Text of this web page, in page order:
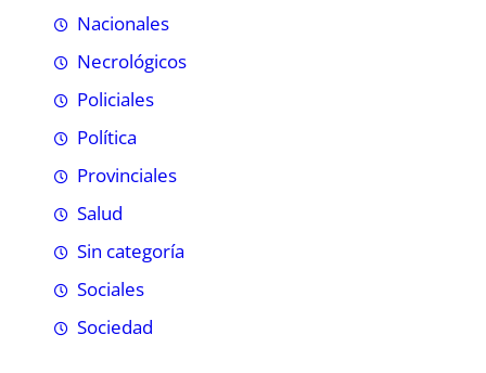
Nacionales
Necrológicos
Policiales
Política
Provinciales
Salud
Sin categoría
Sociales
Sociedad